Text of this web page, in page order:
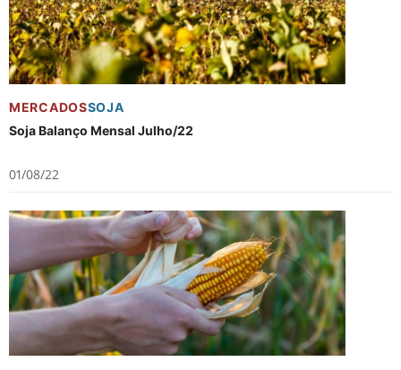
MERCADOSSOJA
Soja Balanço Mensal Julho/22
01/08/22